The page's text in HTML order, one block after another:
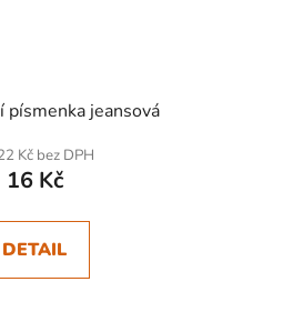
písmenka jeansová
Kč bez DPH
16 Kč
DETAIL